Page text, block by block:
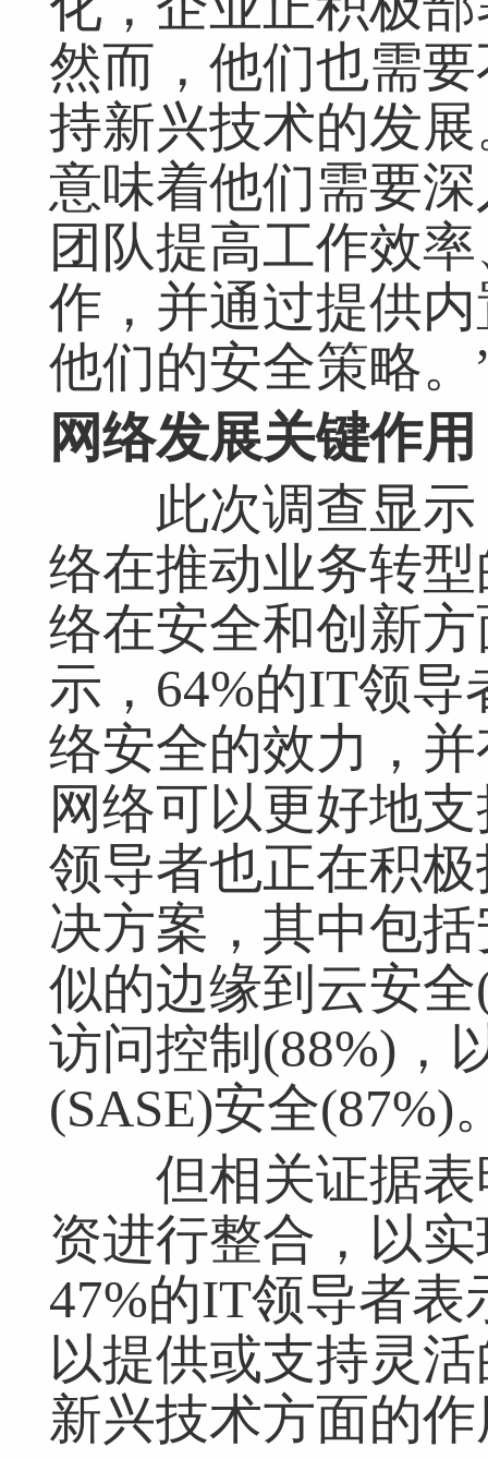
然而，他们也需
持新兴技术的发
意味着他们需要
团队提高工作效
作，并通过提供
他们的安全策略。
网络发展关键作用
此次调查显示
络在推动业务转
络在安全和创新
示，64%的IT领
络安全的效力，
网络可以更好地
领导者也正在积
决方案，其中包
似的边缘到云安
访问控制(88%)，
(SASE)安全(87%)
但相关证据表
资进行整合，以
47%的IT领导者
以提供或支持灵
新兴技术方面的
网友跟帖 共 0条登录名： 密码： 匿名发布
网友评论仅供其表达个人看法，并不表明本网同意其观点或证实其描